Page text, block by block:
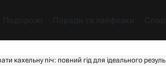
кахельну піч: повний гід для ідеального результату